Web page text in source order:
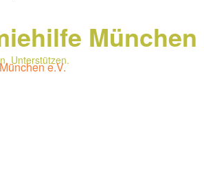
München
Unterstützen.